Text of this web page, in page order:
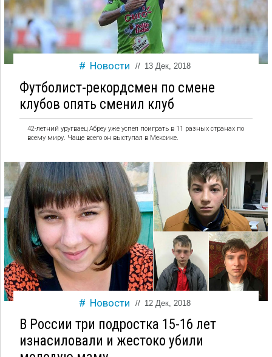
Новости // 13 Дек, 2018
Футболист-рекордсмен по смене
клубов опять сменил клуб
42-летний уругваец Абреу уже успел поиграть в 11 разных странах по
всему миру. Чаще всего он выступал в Мексике.
Новости // 12 Дек, 2018
В России три подростка 15-16 лет
изнасиловали и жестоко убили